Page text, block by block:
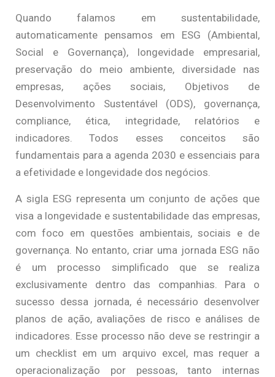
Quando falamos em sustentabilidade,
automaticamente pensamos em ESG (Ambiental,
Social e Governança), longevidade empresarial,
preservação do meio ambiente, diversidade nas
empresas, ações sociais, Objetivos de
Desenvolvimento Sustentável (ODS), governança,
compliance, ética, integridade, relatórios e
indicadores. Todos esses conceitos são
fundamentais para a agenda 2030 e essenciais para
a efetividade e longevidade dos negócios.
A sigla ESG representa um conjunto de ações que
visa a longevidade e sustentabilidade das empresas,
com foco em questões ambientais, sociais e de
governança. No entanto, criar uma jornada ESG não
é um processo simplificado que se realiza
exclusivamente dentro das companhias. Para o
sucesso dessa jornada, é necessário desenvolver
planos de ação, avaliações de risco e análises de
indicadores. Esse processo não deve se restringir a
um checklist em um arquivo excel, mas requer a
operacionalização por pessoas, tanto internas